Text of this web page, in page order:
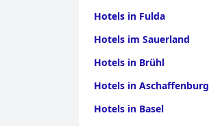
Hotels in Fulda
Hotels im Sauerland
Hotels in Brühl
Hotels in Aschaffenburg
Hotels in Basel